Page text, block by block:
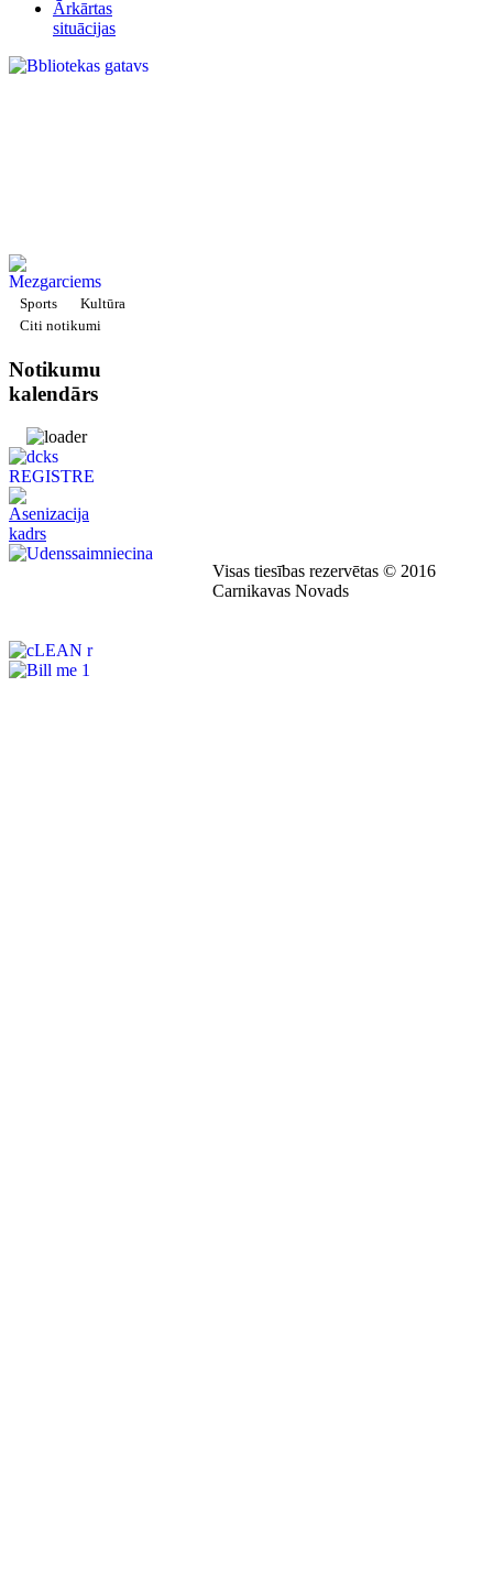
Ārkārtas
situācijas
Sports
Kultūra
Citi notikumi
Notikumu
kalendārs
Visas tiesības rezervētas © 2016
Carnikavas Novads